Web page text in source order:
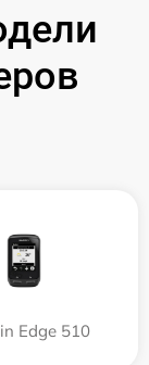
Edge 510